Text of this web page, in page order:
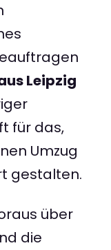
Leipzig
für das,
Umzug
gestalten.
über
die